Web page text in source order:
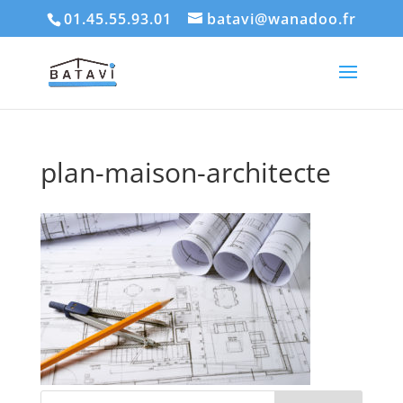
01.45.55.93.01 batavi@wanadoo.fr
plan-maison-architecte